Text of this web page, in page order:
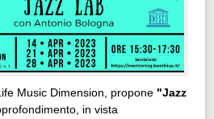
Music Dimension, propone "Jazz
in vista